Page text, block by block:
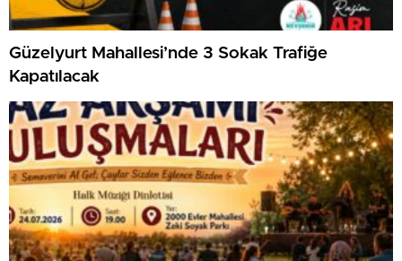
Güzelyurt Mahallesi’nde 3 Sokak Trafiğe
Kapatılacak